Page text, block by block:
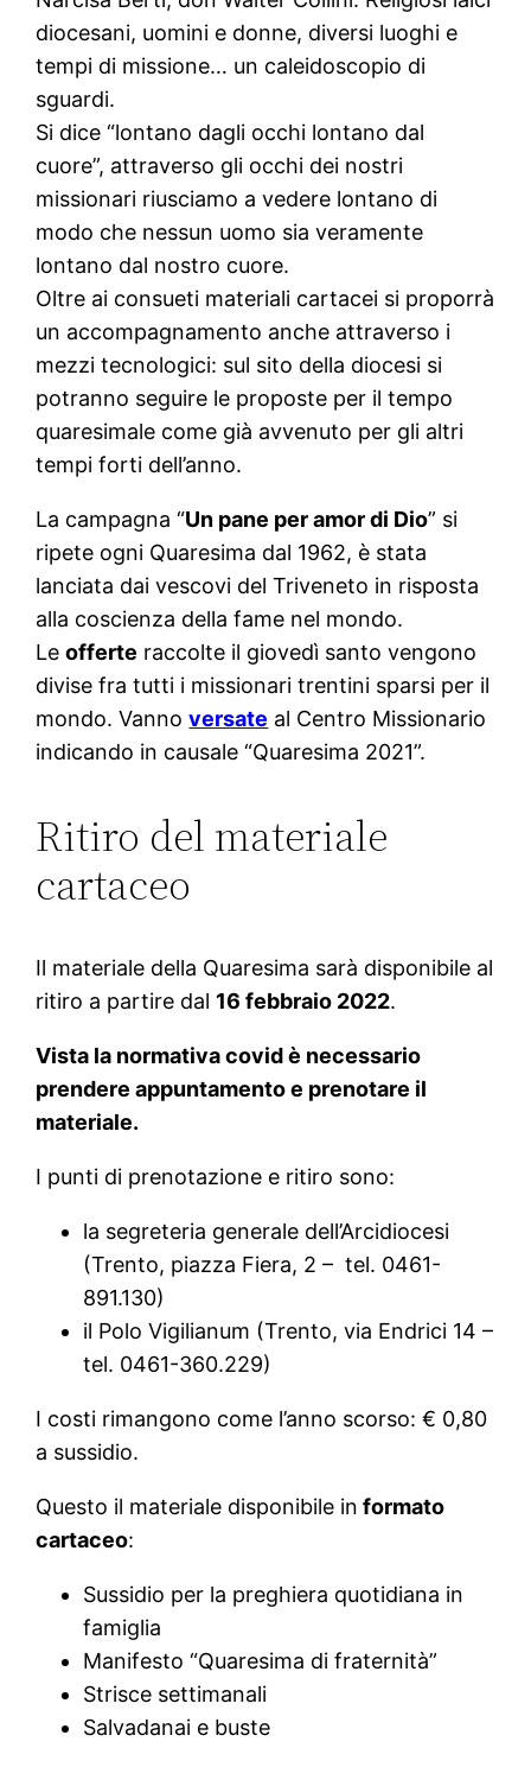
diocesani, uomini e donne, diversi luoghi e
tempi di missione… un caleidoscopio di
sguardi.
Si dice “lontano dagli occhi lontano dal
cuore”, attraverso gli occhi dei nostri
missionari riusciamo a vedere lontano di
modo che nessun uomo sia veramente
lontano dal nostro cuore.
Oltre ai consueti materiali cartacei si proporrà
un accompagnamento anche attraverso i
mezzi tecnologici: sul sito della diocesi si
potranno seguire le proposte per il tempo
quaresimale come già avvenuto per gli altri
tempi forti dell’anno.
La campagna “Un pane per amor di Dio” si
ripete ogni Quaresima dal 1962, è stata
lanciata dai vescovi del Triveneto in risposta
alla coscienza della fame nel mondo.
Leofferte raccolte il giovedì santo vengono
divise fra tutti i missionari trentini sparsi per il
mondo. Vannoversate al Centro Missionario
indicando in causale “Quaresima 2021”.
Ritiro del materiale
cartaceo
Il materiale della Quaresima sarà disponibile al
ritiro a partire dal 16 febbraio 2022.
Vista la normativa covid è necessario
prendere appuntamento e prenotare il
materiale.
I punti di prenotazione e ritiro sono:
la segreteria generale dell’Arcidiocesi
(Trento, piazza Fiera, 2 – tel. 0461-
891.130)
il Polo Vigilianum (Trento, via Endrici 14 –
tel. 0461-360.229)
I costi rimangono come l’anno scorso: € 0,80
a sussidio.
Questo il materiale disponibile in formato
cartaceo:
Sussidio per la preghiera quotidiana in
famiglia
Manifesto “Quaresima di fraternità”
Strisce settimanali
Salvadanai e buste